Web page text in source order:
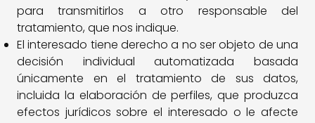
para transmitirlos a otro responsable del
tratamiento, que nos indique.
El interesado tiene derecho a no ser objeto de una
decisión individual automatizada basada
únicamente en el tratamiento de sus datos,
incluida la elaboración de perfiles, que produzca
efectos jurídicos sobre el interesado o le afecte